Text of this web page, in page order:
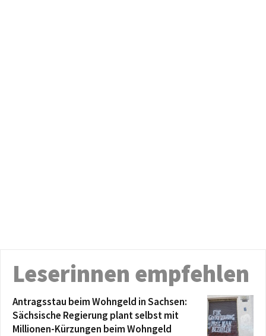
Leserinnen empfehlen
Antragsstau beim Wohngeld in Sachsen:
Sächsische Regierung plant selbst mit
Millionen-Kürzungen beim Wohngeld